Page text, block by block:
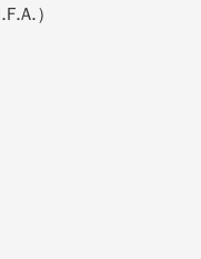
）